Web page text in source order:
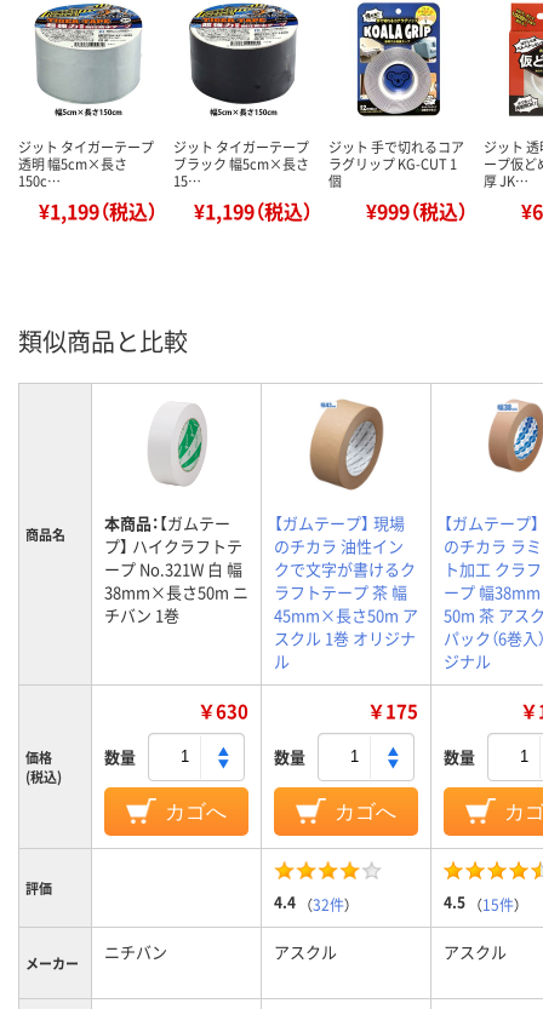
ジット タイガーテープ
透明 幅5cm×長さ
150c…
¥1,199（税込）
ジット タイガーテープ
ブラック 幅5cm×長さ
15…
¥1,199（税込）
ジット 手で切れるコア
ラグリップ KG-CUT 1
個
¥999（税込）
ジット
ープ仮ど
厚 JK…
類似商品と比較
商品名 本商品：【ガムテー
プ】 ハイクラフトテ
ープ No.321W 白 幅
38mm×長さ50m ニ
チバン 1巻
【ガムテープ】 現場
のチカラ 油性イン
クで文字が書けるク
ラフトテープ 茶 幅
45mm×長さ50m ア
スクル 1巻 オリジナ
ル
【ガムテープ
のチカラ ラ
ト加工 クラ
ープ 幅
50m 茶 アス
パック（6巻入
ジナル
価格
(税込)
￥630
数量
カゴへ
￥175
数量
カゴへ
数量
カ
評価
4.4 （32件） 4.5 （15件）
メーカー ニチバン アスクル アスクル